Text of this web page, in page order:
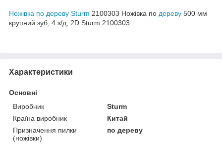
Ножівка по дереву Sturm 2100303 Ножівка по дереву 500 мм
крупний зуб, 4 з/д, 2D Sturm 2100303
Характеристики
Основні
Виробник
Sturm
Країна виробник
Китай
Призначення пилки
(ножівки)
по дереву